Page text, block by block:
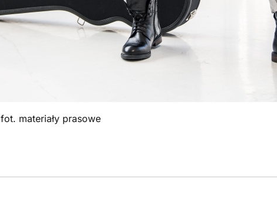
fot. materiały prasowe